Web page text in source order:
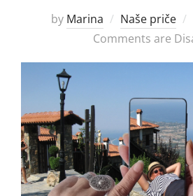
by Marina Naše priče
Comments are